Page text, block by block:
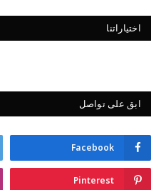
اختياراتنا
ابق على تواصل
Facebook
Pinterest